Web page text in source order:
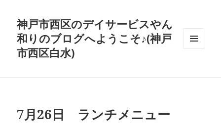
神戸市西区のデイサービスやん
和りのブログへようこそ♪(神戸
市西区白水)
7月26日 ランチメニュー